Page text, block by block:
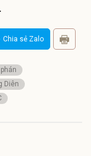
Chia sẻ Zalo
Diên